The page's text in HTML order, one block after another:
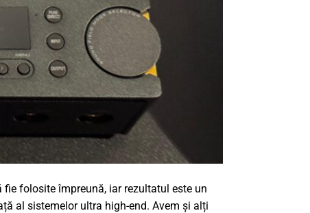
folosite împreună, iar rezultatul este un
al sistemelor ultra high-end. Avem și alți